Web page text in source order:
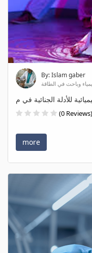
By: Islam gaber
(0 Reviews)
more